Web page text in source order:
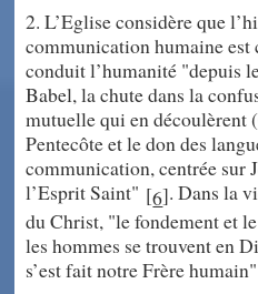
2. L’Eglise considère que
communication humaine
conduit l’humanité "depuis
Babel, la chute dans la
mutuelle qui en découlèrent
Pentecôte et le don des
communication, centrée sur
l’Esprit Saint" [6]. Dans la
du Christ, "le fondement et
les hommes se trouvent en
s’est fait notre Frère humain"